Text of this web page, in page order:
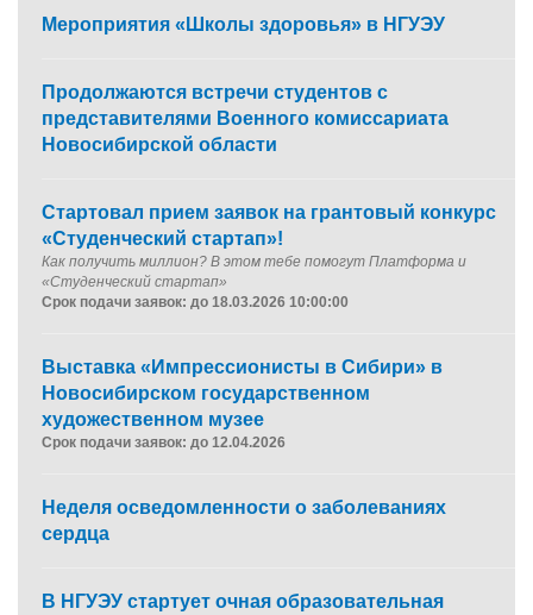
Мероприятия «Школы здоровья» в НГУЭУ
Продолжаются встречи студентов с
представителями Военного комиссариата
Новосибирской области
Стартовал прием заявок на грантовый конкурс
«Студенческий стартап»!
Как получить миллион? В этом тебе помогут Платформа и
«Студенческий стартап»
Срок подачи заявок: до 18.03.2026 10:00:00
Выставка «Импрессионисты в Сибири» в
Новосибирском государственном
художественном музее
Срок подачи заявок: до 12.04.2026
Неделя осведомленности о заболеваниях
сердца
В НГУЭУ стартует очная образовательная